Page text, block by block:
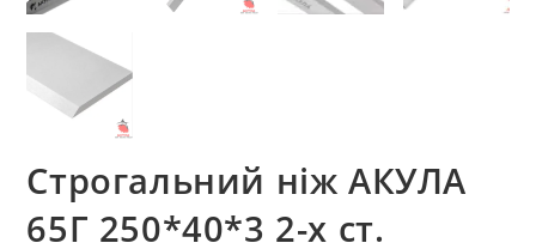
Строгальний ніж АКУЛА
65Г 250*40*3 2-х ст.